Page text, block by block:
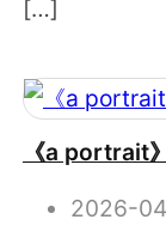
[…]
《a portrait》
2026-